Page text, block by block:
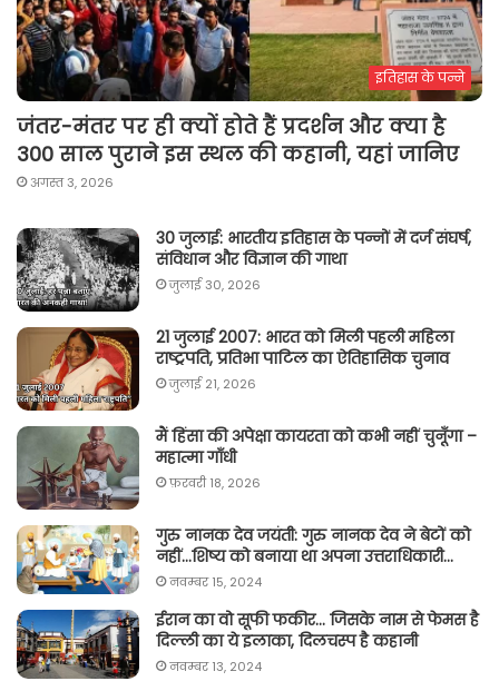
इतिहास के पन्ने
जंतर-मंतर पर ही क्यों होते हैं प्रदर्शन और क्या है
300 साल पुराने इस स्थल की कहानी, यहां जानिए
अगस्त 3, 2026
30 जुलाई: भारतीय इतिहास के पन्नों में दर्ज संघर्ष,
संविधान और विज्ञान की गाथा
जुलाई 30, 2026
21 जुलाई 2007: भारत को मिली पहली महिला
राष्ट्रपति, प्रतिभा पाटिल का ऐतिहासिक चुनाव
जुलाई 21, 2026
मैं हिंसा की अपेक्षा कायरता को कभी नहीं चुनूँगा –
महात्मा गाँधी
फ़रवरी 18, 2026
गुरु नानक देव जयंती: गुरु नानक देव ने बेटों को
नहीं…शिष्य को बनाया था अपना उत्तराधिकारी…
नवम्बर 15, 2024
ईरान का वो सूफी फकीर… जिसके नाम से फेमस है
दिल्ली का ये इलाका, दिलचस्प है कहानी
नवम्बर 13, 2024